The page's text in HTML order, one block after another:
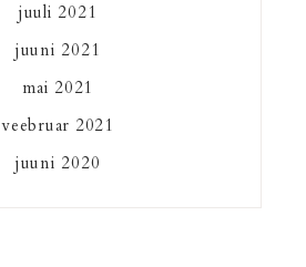
juuli 2021
juuni 2021
mai 2021
veebruar 2021
juuni 2020